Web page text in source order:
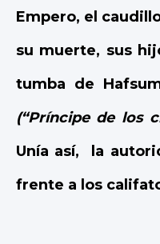
Empero, el
su muerte, sus
tumba de
(“Príncipe de los
Unía así,
la
frente a los